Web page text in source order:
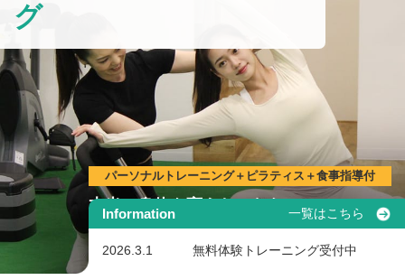
グ
パーソナルトレーニング＋ピラティス＋食事指導付
本当に身体を変えたいなら
パーソナルトレーニングジム
※掲載ページ（https://body-make.jp/low-price-osaka/）2025年6月3日現
在。
体験
無料0
Information 一覧はこちら
2026.3.1 無料体験トレーニング受付中